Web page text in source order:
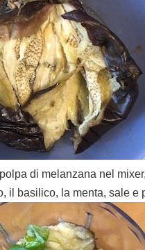
di melanzana nel
il basilico, la menta, sale e